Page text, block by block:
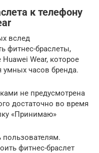
к телефону
вслед
фитнес-браслеты,
Wear, которое
умных часов бренда.
не предусмотрена
достаточно во время
«Принимаю»
фитнес-браслет